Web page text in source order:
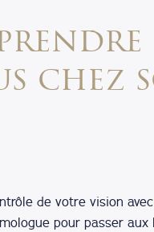
chez
de votre vision
pour passer